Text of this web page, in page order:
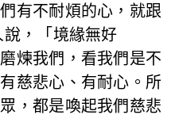
有不耐煩的心，就跟
，「境緣無好
煉我們，看我們是不
慈悲心、有耐心。所
，都是喚起我們慈悲